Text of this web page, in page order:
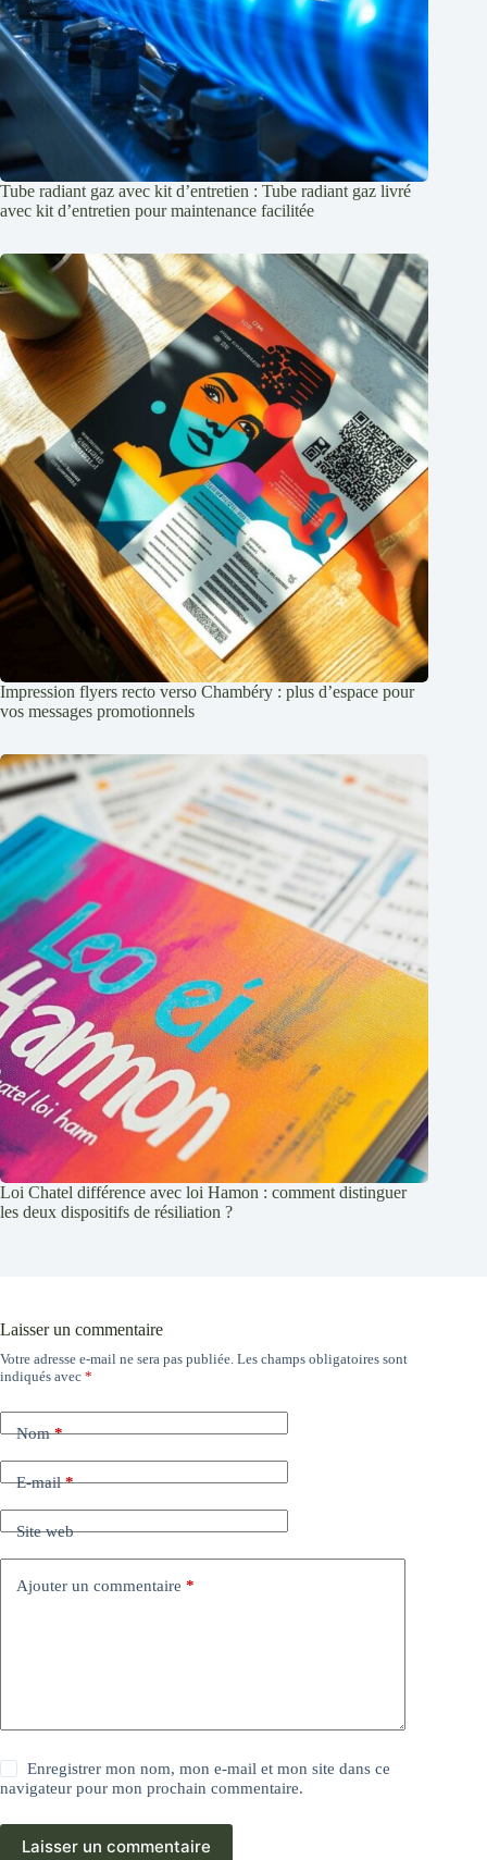
Tube radiant gaz avec kit d’entretien : Tube radiant gaz livré
avec kit d’entretien pour maintenance facilitée
Impression flyers recto verso Chambéry : plus d’espace pour
vos messages promotionnels
Loi Chatel différence avec loi Hamon : comment distinguer
les deux dispositifs de résiliation ?
Laisser un commentaire
Votre adresse e-mail ne sera pas publiée. Les champs obligatoires sont
indiqués avec *
Nom*
E-mail*
Site web
Ajouter un commentaire *
Enregistrer mon nom, mon e-mail et mon site dans ce
navigateur pour mon prochain commentaire.
Laisser un commentaire